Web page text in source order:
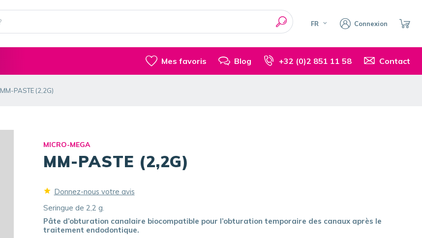
FR Connexion
Mes favoris Blog Contact
+32 (0)2 851 11 58
MM-PASTE (2,2G)
MICRO-MEGA
MM-PASTE (2,2G)
Donnez-nous votre avis
Seringue de 2,2 g.
Pâte d’obturation canalaire biocompatible pour l’obturation temporaire des canaux après le
traitement endodontique.